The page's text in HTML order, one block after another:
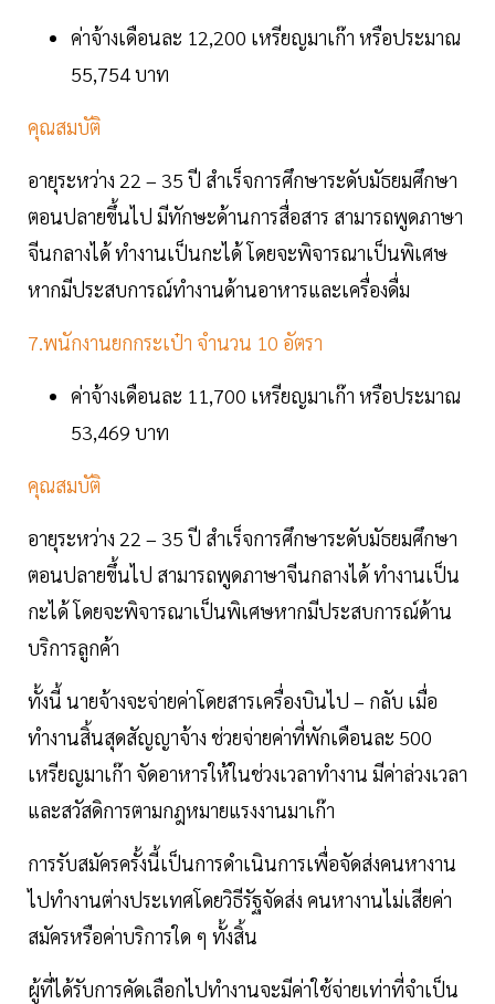
ค่าจ้างเดือนละ 12,200 เหรียญมาเก๊า หรือประมาณ
55,754 บาท
คุณสมบัติ
อายุระหว่าง 22 – 35 ปี สำเร็จการศึกษาระดับมัธยมศึกษา
ตอนปลายขึ้นไป มีทักษะด้านการสื่อสาร สามารถพูดภาษา
จีนกลางได้ ทำงานเป็นกะได้ โดยจะพิจารณาเป็นพิเศษ
หากมีประสบการณ์ทำงานด้านอาหารและเครื่องดื่ม
7.พนักงานยกกระเป๋า จำนวน 10 อัตรา
ค่าจ้างเดือนละ 11,700 เหรียญมาเก๊า หรือประมาณ
53,469 บาท
คุณสมบัติ
อายุระหว่าง 22 – 35 ปี สำเร็จการศึกษาระดับมัธยมศึกษา
ตอนปลายขึ้นไป สามารถพูดภาษาจีนกลางได้ ทำงานเป็น
กะได้ โดยจะพิจารณาเป็นพิเศษหากมีประสบการณ์ด้าน
บริการลูกค้า
ทั้งนี้ นายจ้างจะจ่ายค่าโดยสารเครื่องบินไป – กลับ เมื่อ
ทำงานสิ้นสุดสัญญาจ้าง ช่วยจ่ายค่าที่พักเดือนละ 500
เหรียญมาเก๊า จัดอาหารให้ในช่วงเวลาทำงาน มีค่าล่วงเวลา
และสวัสดิการตามกฎหมายแรงงานมาเก๊า
การรับสมัครครั้งนี้เป็นการดำเนินการเพื่อจัดส่งคนหางาน
ไปทำงานต่างประเทศโดยวิธีรัฐจัดส่ง คนหางานไม่เสียค่า
สมัครหรือค่าบริการใด ๆ ทั้งสิ้น
ผู้ที่ได้รับการคัดเลือกไปทำงานจะมีค่าใช้จ่ายเท่าที่จำเป็น